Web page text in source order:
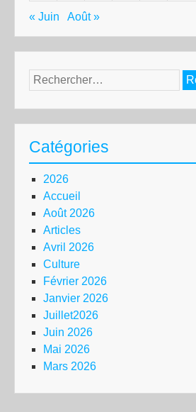
« Juin Août »
Rechercher :
Catégories
2026
Accueil
Août 2026
Articles
Avril 2026
Culture
Février 2026
Janvier 2026
Juillet2026
Juin 2026
Mai 2026
Mars 2026